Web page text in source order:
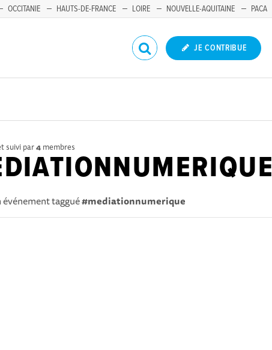
OCCITANIE HAUTS-DE-FRANCE LOIRE NOUVELLE-AQUITAINE PACA
JE CONTRIBUE
suivi par4 membres
événement taggué#mediationnumerique